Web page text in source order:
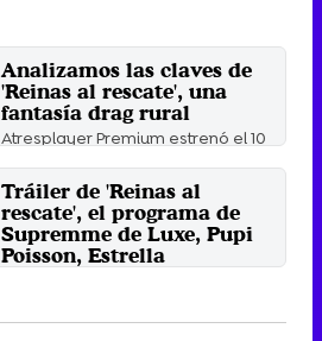
Analizamos las claves de
'Reinas al rescate', una
fantasía drag rural
Atresplayer Premium estrenó el 10
este nuevo formato.
11 de julio 2022
Tráiler de 'Reinas al
rescate', el programa de
Supremme de Luxe, Pupi
Poisson, Estrella
en la plataforma Atresplayer